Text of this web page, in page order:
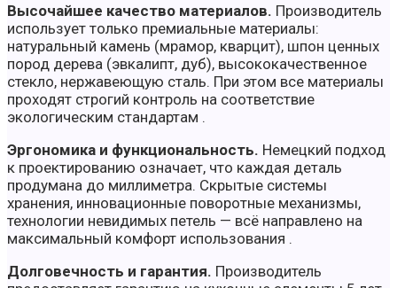
Высочайшее качество материалов. Производитель
использует только премиальные материалы:
натуральный камень (мрамор, кварцит), шпон ценных
пород дерева (эвкалипт, дуб), высококачественное
стекло, нержавеющую сталь. При этом все материалы
проходят строгий контроль на соответствие
экологическим стандартам .
Эргономика и функциональность. Немецкий подход
к проектированию означает, что каждая деталь
продумана до миллиметра. Скрытые системы
хранения, инновационные поворотные механизмы,
технологии невидимых петель — всё направлено на
максимальный комфорт использования .
Долговечность и гарантия. Производитель